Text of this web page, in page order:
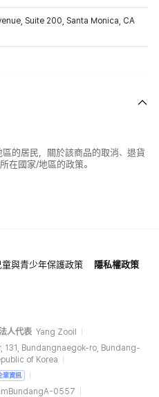
Suite 200, Santa Monica, CA
的居民，關於該商品的取消、退貨
在國家/地區的政策。
童與青少年保護政策
隱私權政策
人代表 Yang Zooil
131, Bundangnaegok-ro, Bundang-
of Korea
業資訊
0557